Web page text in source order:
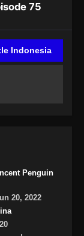
75
Indonesia
Penguin
20, 2022